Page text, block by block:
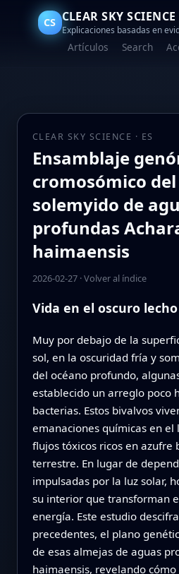
CS CLEAR SKY SCIENCE
Explicaciones basadas en
Artículos Search
CLEAR SKY SCIENCE · ES
Ensamblaje
cromosómico
solemyido de
profundas
haimaensis
2026-02-27·Volver al índice
Vida en el oscuro
Muy por debajo de la
sol, en la oscuridad fría y
del océano profundo,
establecido un arreglo poco
bacterias. Estos bivalvos
emanaciones químicas en el
flujos tóxicos ricos en azufre
terrestre. En lugar de
impulsadas por la luz solar,
su interior que transforman
energía. Este estudio
precedentes, el plano
de esas almejas de aguas
haimaensis, revelando cómo